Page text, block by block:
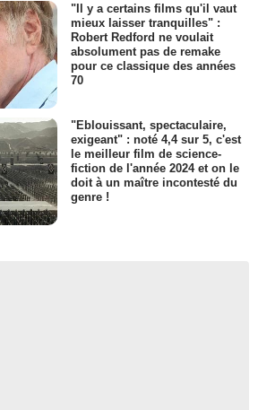
"Il y a certains films qu'il vaut
mieux laisser tranquilles" :
Robert Redford ne voulait
absolument pas de remake
pour ce classique des années
70
"Eblouissant, spectaculaire,
exigeant" : noté 4,4 sur 5, c'est
le meilleur film de science-
fiction de l'année 2024 et on le
doit à un maître incontesté du
genre !